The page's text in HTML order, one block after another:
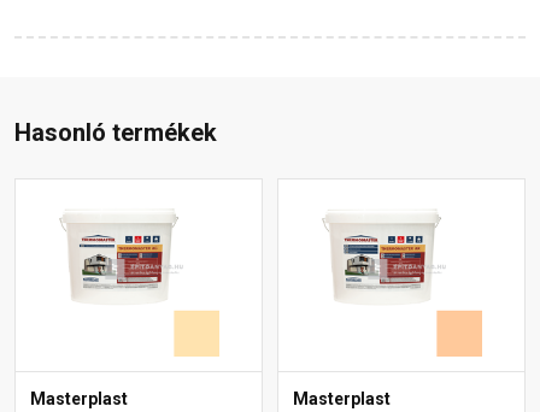
Hasonló termékek
Masterplast
Masterplast